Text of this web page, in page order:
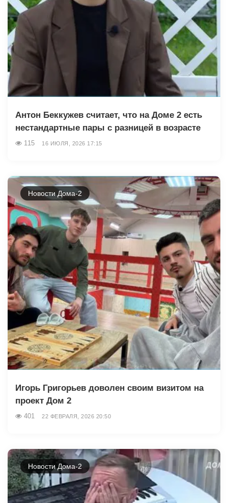
Антон Беккужев считает, что на Доме 2 есть
нестандартные пары с разницей в возрасте
115 16 ИЮЛЯ, 2026 17:15
Новости Дома-2
Игорь Григорьев доволен своим визитом на
проект Дом 2
401 22 ФЕВРАЛЯ, 2026 20:50
Новости Дома-2